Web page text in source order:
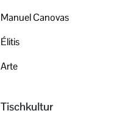
Manuel Canovas
Élitis
Arte
Tischkultur